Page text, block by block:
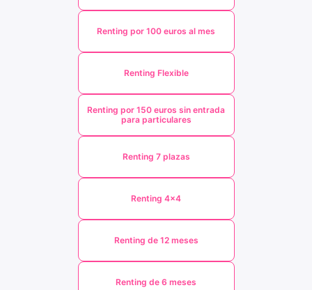
Renting por 100 euros al mes
Renting Flexible
Renting por 150 euros sin entrada
para particulares
Renting 7 plazas
Renting 4x4
Renting de 12 meses
Renting de 6 meses